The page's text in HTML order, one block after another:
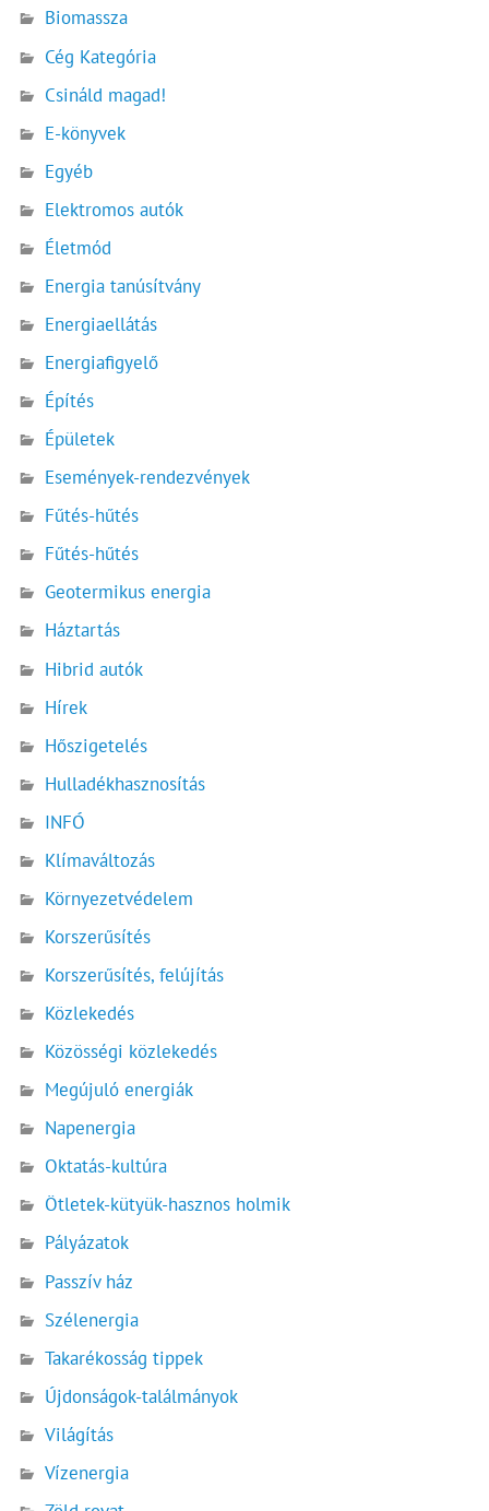
Biomassza
Cég Kategória
Csináld magad!
E-könyvek
Egyéb
Elektromos autók
Életmód
Energia tanúsítvány
Energiaellátás
Energiafigyelő
Építés
Épületek
Események-rendezvények
Fűtés-hűtés
Fűtés-hűtés
Geotermikus energia
Háztartás
Hibrid autók
Hírek
Hőszigetelés
Hulladékhasznosítás
INFÓ
Klímaváltozás
Környezetvédelem
Korszerűsítés
Korszerűsítés, felújítás
Közlekedés
Közösségi közlekedés
Megújuló energiák
Napenergia
Oktatás-kultúra
Ötletek-kütyük-hasznos holmik
Pályázatok
Passzív ház
Szélenergia
Takarékosság tippek
Újdonságok-találmányok
Világítás
Vízenergia